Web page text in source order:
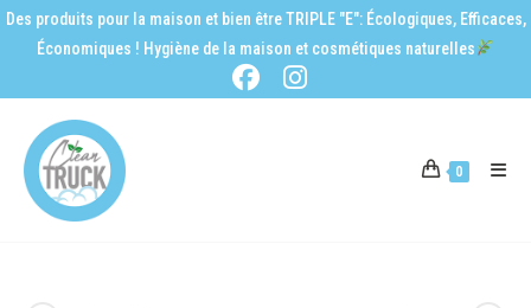
Des produits pour la maison et bien être TRIPLE "E": Écologiques, Efficaces,
Économiques ! Hygiène de la maison et cosmétiques naturelles
0